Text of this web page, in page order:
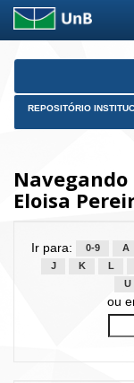
Skip
REPOSITÓRIO
Eloisa
Ir para: 0-9 A
J
K L
U
ou